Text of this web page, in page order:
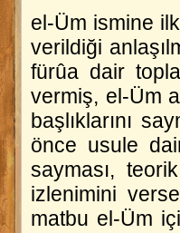
el-Üm ismine
verildiği
fürûa dair
vermiş, el-Üm
başlıklarını
önce usule
sayması,
izlenimini
matbu el-Üm